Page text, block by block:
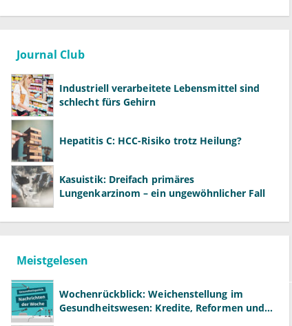
Journal Club
Industriell verarbeitete Lebensmittel sind
schlecht fürs Gehirn
Hepatitis C: HCC-Risiko trotz Heilung?
Kasuistik: Dreifach primäres
Lungenkarzinom – ein ungewöhnlicher Fall
Meistgelesen
Wochenrückblick: Weichenstellung im
Gesundheitswesen: Kredite, Reformen und